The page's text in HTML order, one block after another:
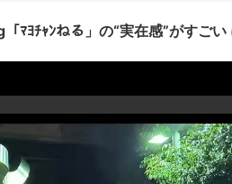
ﾏﾖﾁｬﾝねる」の“実在感”がすごい